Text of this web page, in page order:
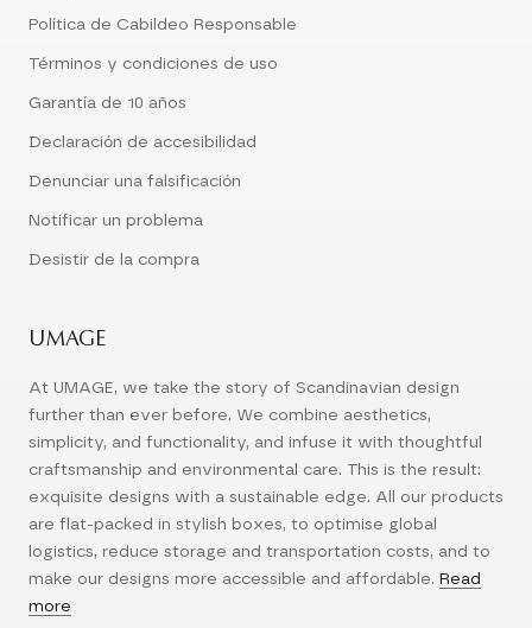
Política de Cabildeo Responsable
Términos y condiciones de uso
Garantía de 10 años
Declaración de accesibilidad
Denunciar una falsificación
Notificar un problema
Desistir de la compra
UMAGE
At UMAGE, we take the story of Scandinavian design
further than ever before. We combine aesthetics,
simplicity, and functionality, and infuse it with thoughtful
craftsmanship and environmental care. This is the result:
exquisite designs with a sustainable edge. All our products
are flat-packed in stylish boxes, to optimise global
logistics, reduce storage and transportation costs, and to
make our designs more accessible and affordable. Read
more